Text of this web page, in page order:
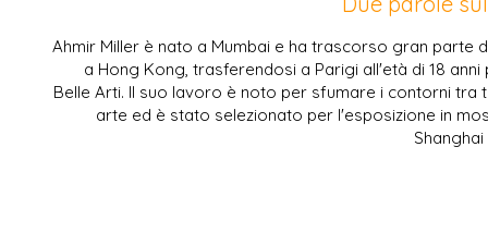
Ahmir Miller è nato a Mumbai e ha trascorso gran parte
a Hong Kong, trasferendosi a Parigi all'età di 18 anni
Belle Arti. Il suo lavoro è noto per sfumare i contorni tra
arte ed è stato selezionato per l'esposizione in